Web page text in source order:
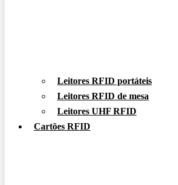
Leitores RFID portáteis
Leitores RFID de mesa
Leitores UHF RFID
Cartões RFID